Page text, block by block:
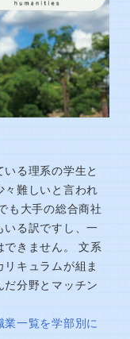
る理系の学生と
々難しいと言われ
も大手の総合商社
いる訳ですし、一
できません。 文系
キュラムが組ま
だ分野とマッチン
業一覧を学部別に